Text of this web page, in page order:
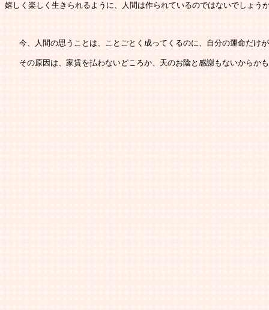
嬉しく楽しく生きられるように、人間は作られているのではないでしょう
今、人間の思うことは、ことごとく成ってくるのに、自分の運命だけ
その原因は、家賃を払わないどころか、天のお陰と感謝もないからか